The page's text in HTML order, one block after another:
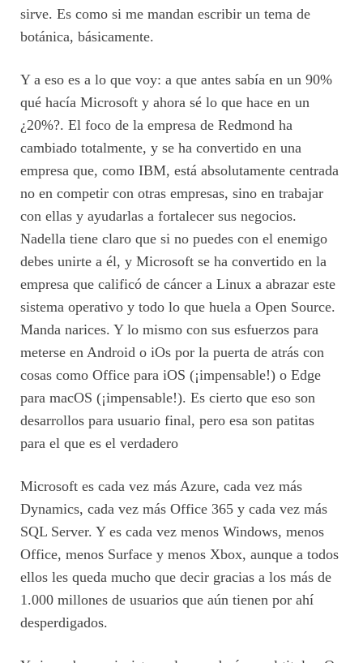
sirve. Es como si me mandan escribir un tema de
botánica, básicamente.
Y a eso es a lo que voy: a que antes sabía en un 90%
qué hacía Microsoft y ahora sé lo que hace en un
¿20%?. El foco de la empresa de Redmond ha
cambiado totalmente, y se ha convertido en una
empresa que, como IBM, está absolutamente centrada
no en competir con otras empresas, sino en trabajar
con ellas y ayudarlas a fortalecer sus negocios.
Nadella tiene claro que si no puedes con el enemigo
debes unirte a él, y Microsoft se ha convertido en la
empresa que calificó de cáncer a Linux a abrazar este
sistema operativo y todo lo que huela a Open Source.
Manda narices. Y lo mismo con sus esfuerzos para
meterse en Android o iOs por la puerta de atrás con
cosas como Office para iOS (¡impensable!) o Edge
para macOS (¡impensable!). Es cierto que eso son
desarrollos para usuario final, pero esa son patitas
para el que es el verdadero
Microsoft es cada vez más Azure, cada vez más
Dynamics, cada vez más Office 365 y cada vez más
SQL Server. Y es cada vez menos Windows, menos
Office, menos Surface y menos Xbox, aunque a todos
ellos les queda mucho que decir gracias a los más de
1.000 millones de usuarios que aún tienen por ahí
desperdigados.